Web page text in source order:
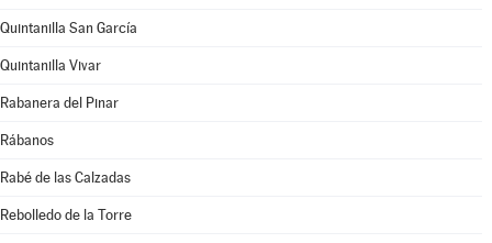
Quintanilla San García
Quintanilla Vivar
Rabanera del Pinar
Rábanos
Rabé de las Calzadas
Rebolledo de la Torre